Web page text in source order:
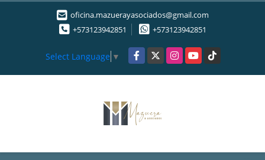
oficina.mazuerayasociados@gmail.com
+573123942851
+573123942851
Select Language ▼ Facebook
X InstagramYouTubeTikTok